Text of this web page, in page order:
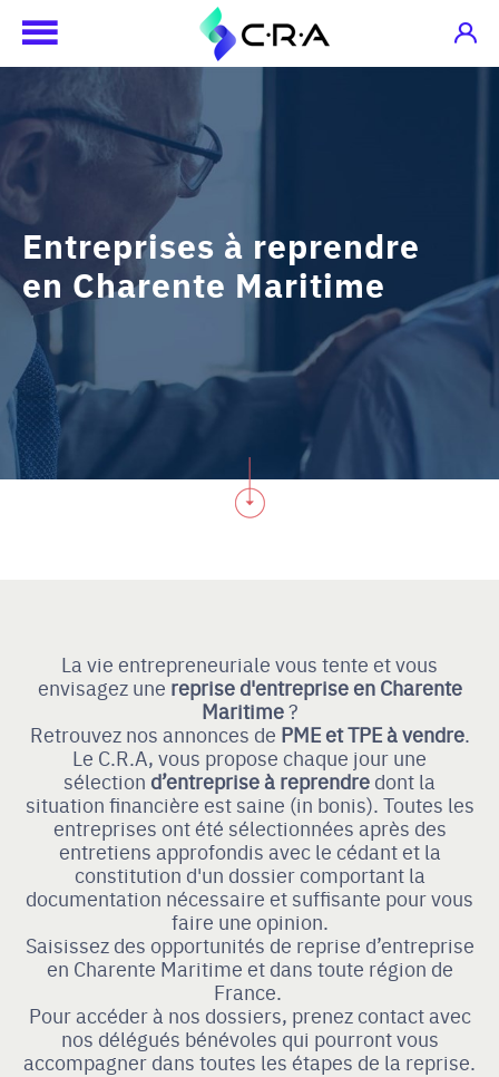
Entreprises à reprendre
en Charente Maritime
La vie entrepreneuriale vous tente et vous
envisagez une reprise d'entrepriseen Charente
Maritime?
Retrouvez nos annonces de PME et TPE à vendre.
Le C.R.A, vous propose chaque jour une
sélection d’entreprise à reprendre dont la
situation financière est saine (in bonis). Toutes les
entreprises ont été sélectionnées après des
entretiens approfondis avec le cédant et la
constitution d'un dossier comportant la
documentation nécessaire et suffisante pour vous
faire une opinion.
Saisissez des opportunités de reprise d’entreprise
en Charente Maritime et dans toute région de
France.
Pour accéder à nos dossiers, prenez contact avec
nos délégués bénévoles qui pourront vous
accompagner dans toutes les étapes de la reprise.